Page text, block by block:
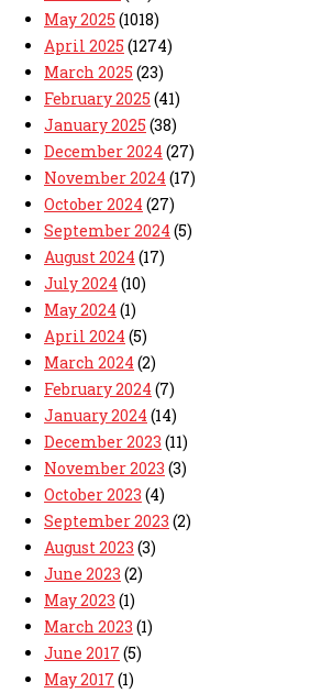
May 2025 (1018)
April 2025 (1274)
March 2025 (23)
February 2025 (41)
January 2025 (38)
December 2024 (27)
November 2024 (17)
October 2024 (27)
September 2024 (5)
August 2024 (17)
July 2024 (10)
May 2024 (1)
April 2024 (5)
March 2024 (2)
February 2024 (7)
January 2024 (14)
December 2023 (11)
November 2023 (3)
October 2023 (4)
September 2023 (2)
August 2023 (3)
June 2023 (2)
May 2023 (1)
March 2023 (1)
June 2017 (5)
May 2017 (1)